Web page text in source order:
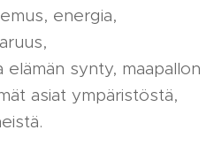
energia,
elämän synty, maapallon
asiat ympäristöstä,